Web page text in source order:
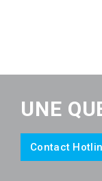
UNE
Contact